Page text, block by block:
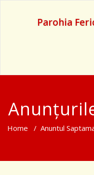
Parohia
Home / Anuntul